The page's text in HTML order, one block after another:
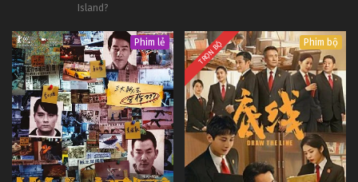
Island?
Phim lẻ TRỌN BỘ Phim bộ